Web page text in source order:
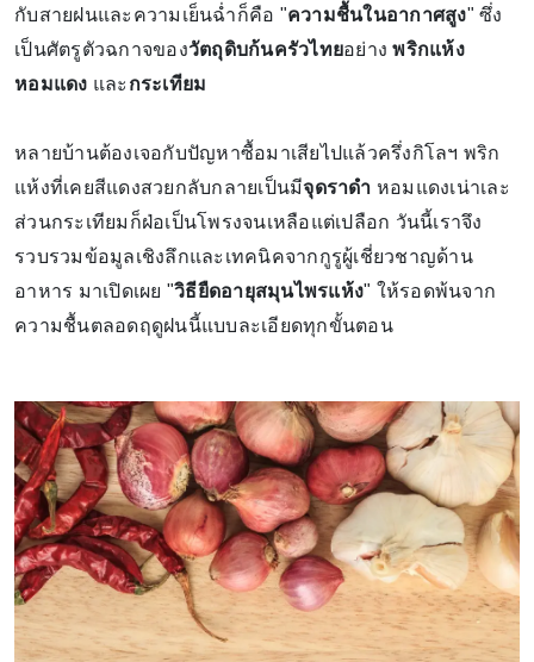
กับสายฝนและความเย็นฉ่ำก็คือ "ความชื้นในอากาศสูง" ซึ่ง
เป็นศัตรูตัวฉกาจของวัตถุดิบก้นครัวไทยอย่างพริกแห้ง
หอมแดง และ กระเทียม
หลายบ้านต้องเจอกับปัญหาซื้อมาเสียไปแล้วครึ่งกิโลฯ พริก
แห้งที่เคยสีแดงสวยกลับกลายเป็นมีจุดราดำ หอมแดงเน่าเละ
ส่วนกระเทียมก็ฝ่อเป็นโพรงจนเหลือแต่เปลือก วันนี้เราจึง
รวบรวมข้อมูลเชิงลึกและเทคนิคจากกูรูผู้เชี่ยวชาญด้าน
อาหาร มาเปิดเผย "วิธียืดอายุสมุนไพรแห้ง" ให้รอดพ้นจาก
ความชื้นตลอดฤดูฝนนี้แบบละเอียดทุกขั้นตอน